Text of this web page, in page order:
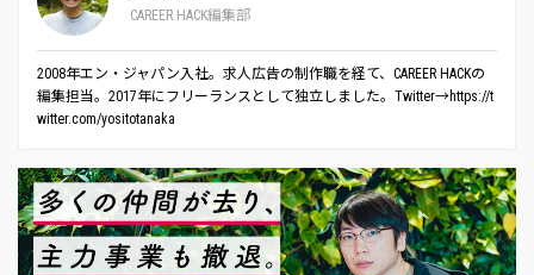
CAREER HACK編集部
2008年エン・ジャパン入社。求人広告の制作職を経て、CAREER HACKの
編集担当。2017年にフリーランスとして独立しました。Twitter→https://t
witter.com/yositotanaka